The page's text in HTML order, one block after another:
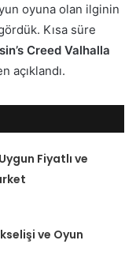
oyuna olan ilginin
Kısa süre
Creed Valhalla
açıklandı.
Fiyatlı ve
ve Oyun